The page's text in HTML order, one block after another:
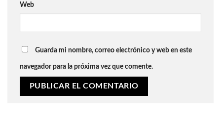
Web
Guarda mi nombre, correo electrónico y web en este
navegador para la próxima vez que comente.